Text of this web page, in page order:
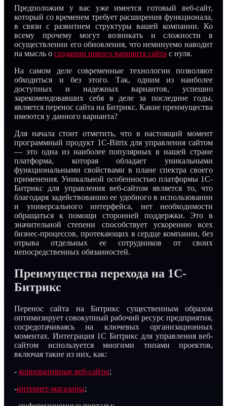
Предположим у вас уже имеется готовый веб-сайт,
который со временем требует расширения функционала,
в связи с развитием структуры вашей компании. Ко
всему прочему могут возникать и сложности в
осуществлении его обновления, что неминуемо наводит
на мысль о создании нового варианта сайта с нуля.
На самом деле современные технологии позволяют
обходиться и без этого. Так, одним из наиболее
доступных и надежных вариантов, успешно
зарекомендовавших себя в деле за последние годы,
является перенос сайта на Битрикс. Какие преимущества
имеются у данного варианта?
Для начала стоит отметить, что в настоящий момент
программный продукт 1C-Bitrix для управления сайтом
— это одна из наиболее популярных в нашей стране
платформа, которая обладает уникальными
функциональными свойствами в плане спектра своего
применения. Уникальной особенностью платформы 1С-
Битрикс для управления веб-сайтом является то, что
благодаря задействованию ее удобного в использовании
и универсального интерфейса, нет необходимости
обращаться к помощи сторонней поддержки. Это в
значительной степени способствует ускорению всех
бизнес-процессов, протекающих в сердце компании, без
отрыва отдельных ее сотрудников от своих
непосредственных обязанностей.
Преимущества перехода на 1С-
Битрикс
Перенос сайта на Битрикс существенным образом
оптимизирует совокупный рабочий ресурс предприятия,
сосредотачиваясь на ключевых организационных
моментах. Интеграция 1С Битрикс для управления веб-
сайтом используется многими типами проектов,
включая такие из них, как:
- корпоративные веб-сайты;
-интернет-магазины;